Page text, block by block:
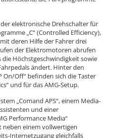
elektronische Drehschalter für
„C“ (Controlled Efficiency),
mit deren Hilfe der Fahrer drei
der Elektromotoren abrufen
Höchstgeschwindigkeit sowie
ändert. Hinter den
On/Off“ befinden sich die Taster
und für das AMG-Setup.
„Comand APS“, einem Media-
und einer
Performance Media“
neben einem vollwertigen
Internetzugang gleichfalls